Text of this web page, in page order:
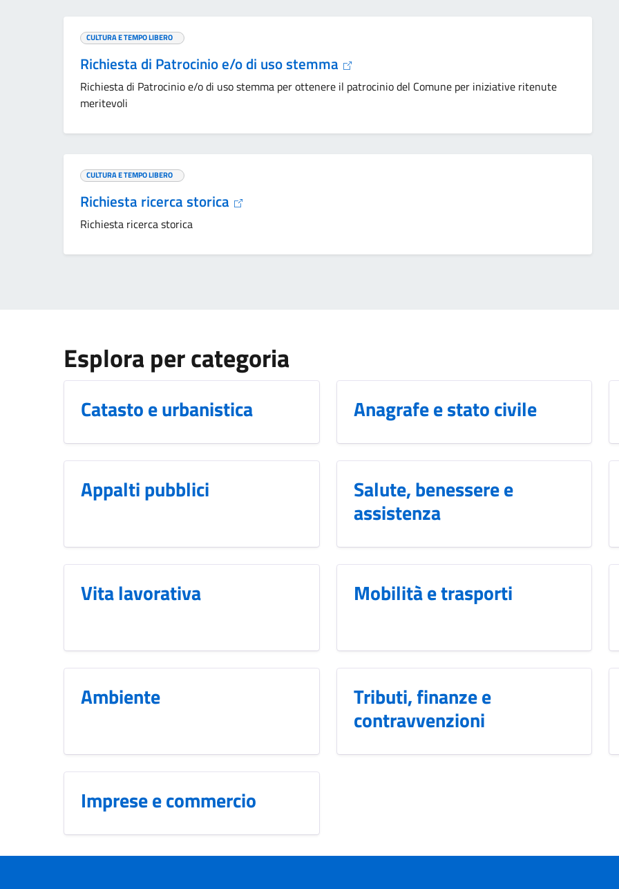
CULTURA E TEMPO LIBERO
Richiesta di Patrocinio e/o di uso stemma
Richiesta di Patrocinio e/o di uso stemma per ottenere il patrocinio del Comune per iniziative ritenute
meritevoli
CULTURA E TEMPO LIBERO
Richiesta ricerca storica
Richiesta ricerca storica
Esplora per categoria
Catasto e urbanistica Anagrafe e stato civile
Appalti pubblici Salute, benessere e
assistenza
Vita lavorativa Mobilità e trasporti
Ambiente Tributi, finanze e
contravvenzioni
Imprese e commercio